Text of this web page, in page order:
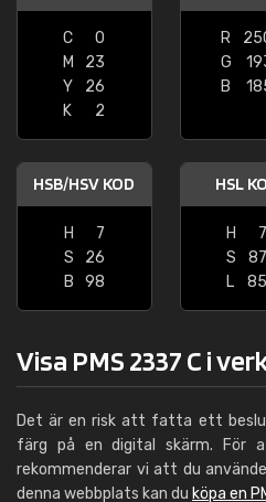
C
0
M
23
Y
26
K
2
R
G
B
HSB/HSV KOD
H
7
S
26
B
98
HSL
H
7
S
87
L
85
Visa PMS 2337 C i
Det är en risk att fatta ett
färg på en digital skärm. För
rekommenderar vi att du
denna webbplats kan du köpa en